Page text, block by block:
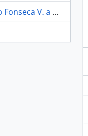
V. a Christian.